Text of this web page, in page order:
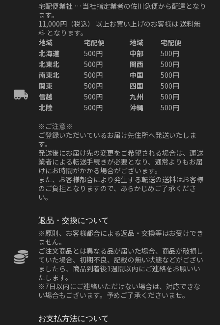
宅配便業社 … 当社指定業者の佐川急便から配達となり
ます。
11,000円（税込）
以上お買い上げのお客様は 送料無
料 となります。
地域
宅配便 地域
宅配便
北海道
500円 中部
500円
北東北
500円 関西
500円
南東北
500円 中国
500円
関東
500円 四国
500円
信越
500円 九州
500円
北陸
500円 沖縄
500円
※ご注意※
ご登録いただいているお届け先住所へ発送いたしま
す。
発送後にお届け先の変更をご希望される場合は、運送
業者による転送手続きが必要となり、通常よりもお届
けにお時間がかかる場合がございます。
また、お客様都合により発生する転送の送料はお客様
のご負担となりますので、あらかじめご了承くださ
い。
返品・交換について
※原則、お客様都合による返品・交換等はお受けでき
ません。
ご注文商品とは異なる品が届いた場合、商品が破損し
ていた場合、初期不良、記載の無い状態などがござい
ましたら、商品到着後1週間以内にご連絡をお願いい
たします。
※7日以内にご連絡いただけない場合は、対応できな
い場合もございます。予めご了承くださいませ。
お支払方法について